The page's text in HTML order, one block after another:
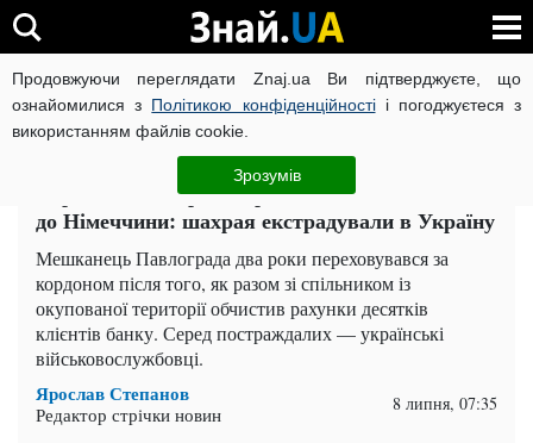
Продовжуючи переглядати Znaj.ua Ви підтверджуєте, що
ознайомилися з Політикою конфіденційностіі погоджуєтеся з
використанням файлів cookie.
Зрозумів
ВІЙНА РОСІЇ ПРОТИ УКРАЇНИ КОРОНАВІРУС В УКРАЇНІ
ЧИТАТЬ НА РУССКОМ
Вкрав 600 000 грн з карток військових і втік
до Німеччини: шахрая екстрадували в Україну
Мешканець Павлограда два роки переховувався за
кордоном після того, як разом зі спільником із
окупованої території обчистив рахунки десятків
клієнтів банку. Серед постраждалих — українські
військовослужбовці.
Ярослав Степанов
Редактор стрічки новин 8 липня, 07:35